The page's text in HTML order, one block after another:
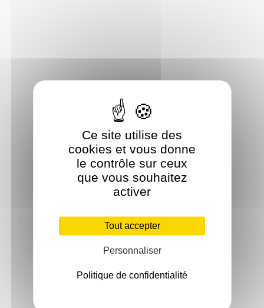
Ce site utilise des
cookies et vous donne
le contrôle sur ceux
que vous souhaitez
activer
Tout accepter
Personnaliser
Politique de confidentialité